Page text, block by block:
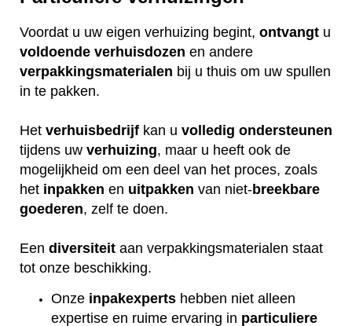
Voordat u uw eigen verhuizing begint, ontvangt u
voldoende verhuisdozen en andere
verpakkingsmaterialen bij u thuis om uw spullen
in te pakken.
Het verhuisbedrijf kan u volledig ondersteunen
tijdens uw verhuizing, maar u heeft ook de
mogelijkheid om een deel van het proces, zoals
het inpakken en uitpakken van niet-breekbare
goederen, zelf te doen.
Een diversiteit aan verpakkingsmaterialen staat
tot onze beschikking.
Onze inpakexperts hebben niet alleen
expertise en ruime ervaring in particuliere